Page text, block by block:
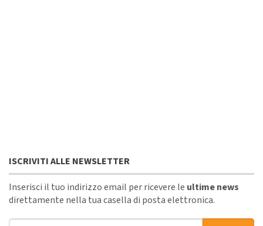
ISCRIVITI ALLE NEWSLETTER
Inserisci il tuo indirizzo email per ricevere le ultime news
direttamente nella tua casella di posta elettronica.